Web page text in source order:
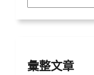
彙整文章